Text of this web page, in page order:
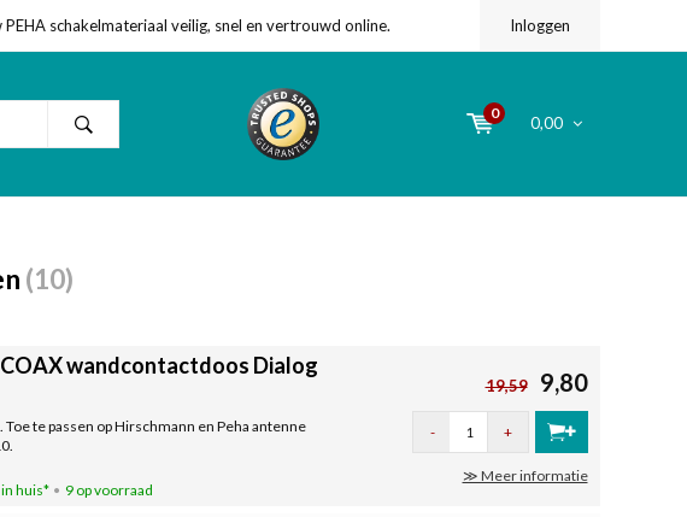
schakelmateriaal veilig, snel en vertrouwd online. Inloggen
0
0,00
(10)
wandcontactdoos Dialog
te passen op Hirschmann en Peha antenne
huis* 9 op voorraad
19,59 9,80
- +
≫ Meer informatie